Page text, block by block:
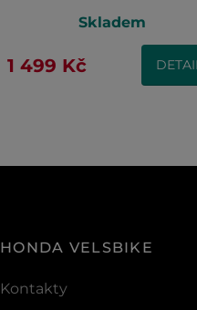
Skladem
1 499 Kč
HONDA VELSBIKE
Kontakty